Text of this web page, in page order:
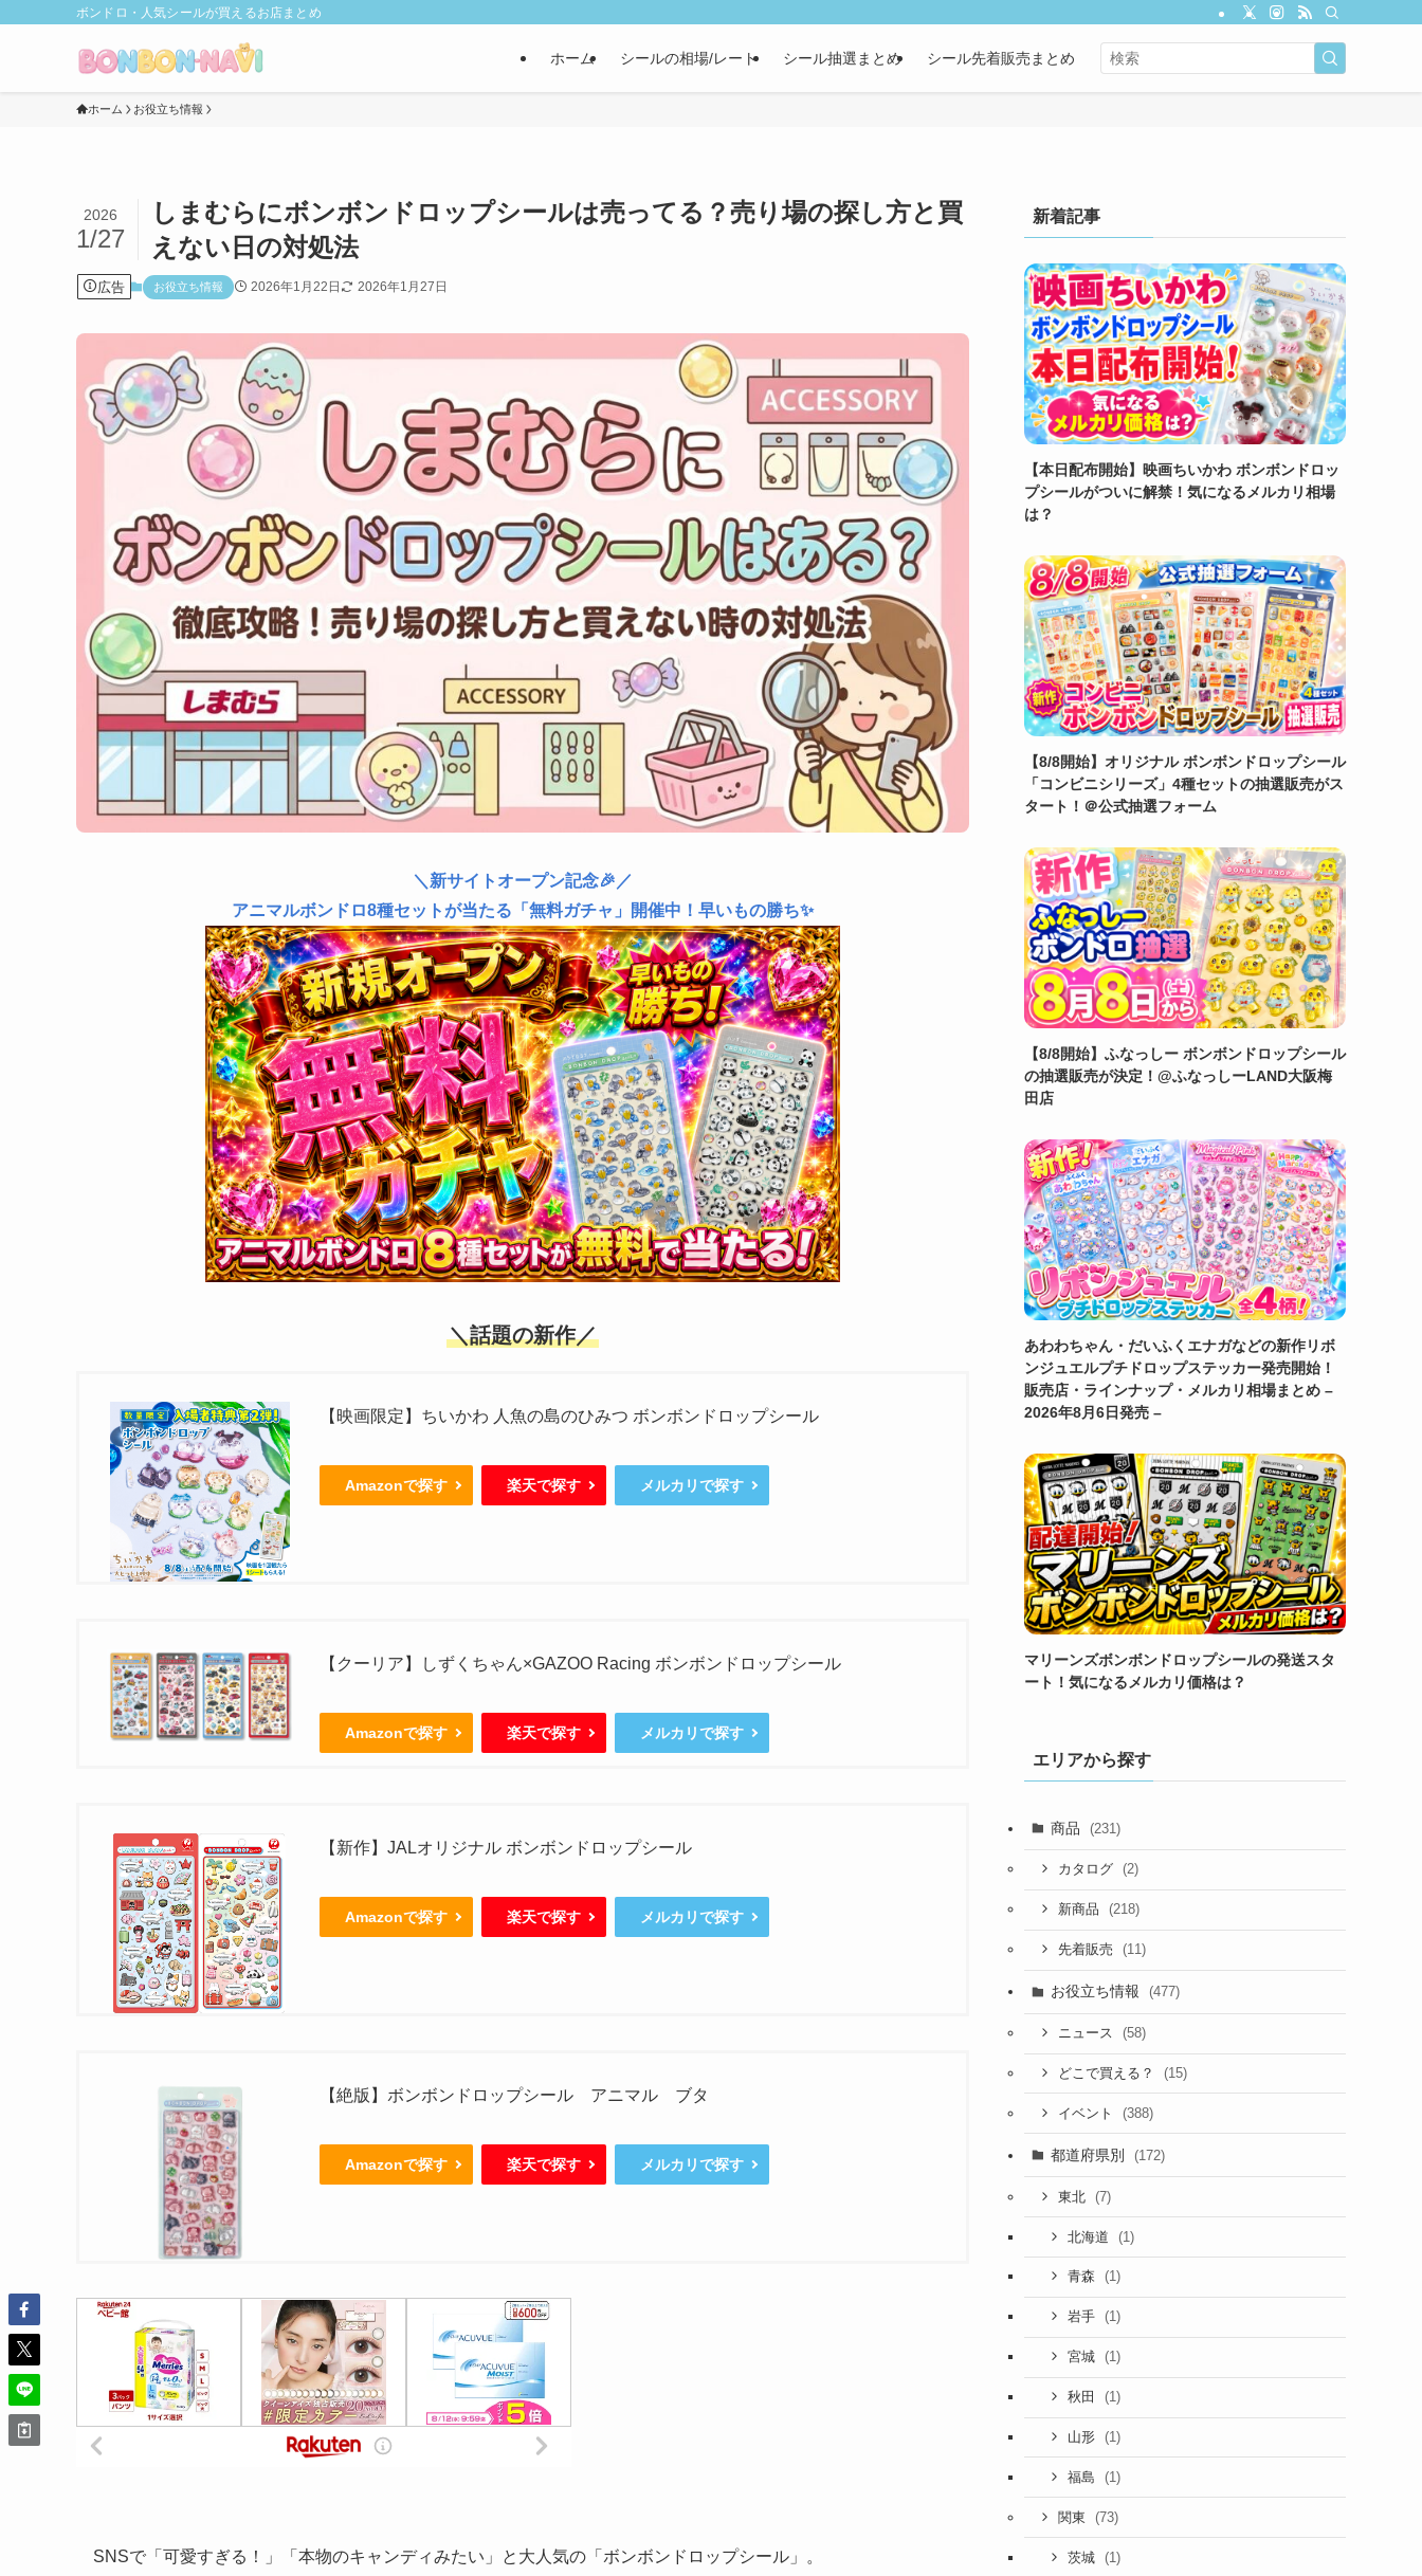
ボンドロ・人気シールが買えるお店まとめ
ホーム シールの相場/レート シール抽選まとめ シール先着販売まとめ
ホーム お役立ち情報
しまむらにボンボンドロップシールは売ってる？売り場の探し方と買
えない日の対処法
2026
1/27
広告 お役立ち情報 2026年1月22日 2026年1月27日
＼新サイトオープン記念🎉／
アニマルボンドロ8種セットが当たる「無料ガチャ」開催中！早いもの勝ち✨
＼話題の新作／
【映画限定】ちいかわ 人魚の島のひみつ ボンボンドロップシール
Amazonで探す 楽天で探す メルカリで探す
【クーリア】しずくちゃん×GAZOO Racing ボンボンドロップシール
Amazonで探す 楽天で探す メルカリで探す
【新作】JALオリジナル ボンボンドロップシール
Amazonで探す 楽天で探す メルカリで探す
【絶版】ボンボンドロップシール アニマル ブタ
Amazonで探す 楽天で探す メルカリで探す
SNSで「可愛すぎる！」「本物のキャンディみたい」と大人気の「ボンボンドロップシール」。
新着記事
【本日配布開始】映画ちいかわ ボンボンドロッ
プシールがついに解禁！気になるメルカリ相場
は？
【8/8開始】オリジナル ボンボンドロップシール
「コンビニシリーズ」4種セットの抽選販売がス
タート！＠公式抽選フォーム
【8/8開始】ふなっしー ボンボンドロップシール
の抽選販売が決定！@ふなっしーLAND大阪梅
田店
あわわちゃん・だいふくエナガなどの新作リボ
ンジュエルプチドロップステッカー発売開始！
販売店・ラインナップ・メルカリ相場まとめ –
2026年8月6日発売 –
マリーンズボンボンドロップシールの発送スタ
ート！気になるメルカリ価格は？
エリアから探す
商品 (231)
カタログ (2)
新商品 (218)
先着販売 (11)
お役立ち情報 (477)
ニュース (58)
どこで買える？ (15)
イベント (388)
都道府県別 (172)
東北 (7)
北海道 (1)
青森 (1)
岩手 (1)
宮城 (1)
秋田 (1)
山形 (1)
福島 (1)
関東 (73)
茨城 (1)